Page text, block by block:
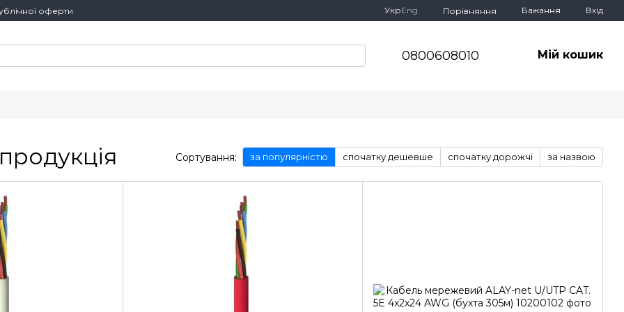
оферти УкрEng Порівняння Бажання Вхід
0800608010 Мій кошик
Сортування: за популярністю спочатку дешевше спочатку дорожчі за назвою